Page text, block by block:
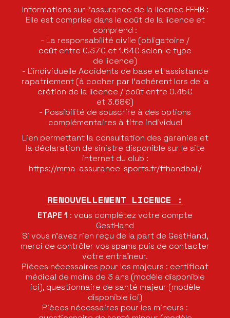
Informations sur l'assurance de la licence FFHB :
Elle est comprise dans le coût de la licence et
comprend :
- La responsabilité civile (obligatoire /
coût entre 0.37€ et 1.64€ selon le type
de licence)
- L'individuelle Accidents de base et assistance
rapatriement (à cocher par l'adhérent lors de la
crétion de la licence / coût entre 0.45€
et 3.68€)
- Possibilité de souscrire à des options
complémentaires à titre individuel
Lien permettant la consultation des garanies et
la déclaration de sinistre disponible sur le site
internet du club :
https://mma-assurance-sports.fr/ffhandball/
RENOUVELLEMENT LICENCE :
ETAPE 1 : vous complétez votre compte
GestHand
Si vous n’avez rien reçu de la part de GestHand,
merci de contrôler vos spams puis de contacter
votre entraîneur.
Pièces nécessaires pour les majeurs : certificat
médical de moins de 3 ans (modèle disponible
ici), questionnaire de santé majeur (modèle
disponible ici)
Pièces nécessaires pour les mineurs :